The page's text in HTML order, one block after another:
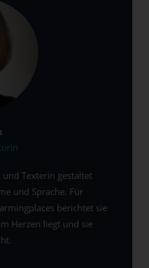
Texterin gestaltet
und Sprache. Für
berichtet sie
Herzen liegt und sie